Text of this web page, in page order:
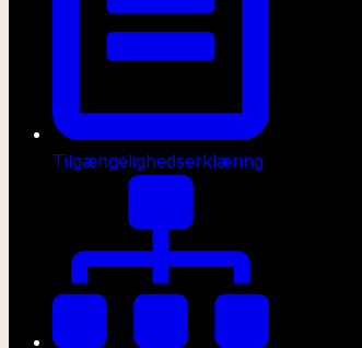
Tilgængelighedserklæring